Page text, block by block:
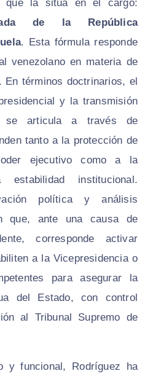
que la sitúa en el cargo:
de la República
. Esta fórmula responde
venezolano en materia de
En términos doctrinarios, el
y la transmisión
se articula a través de
tanto a la protección de
ejecutivo como a la
institucional.
política y análisis
que, ante una causa de
corresponde activar
a la Vicepresidencia o
para asegurar la
del Estado, con control
al Tribunal Supremo de
y funcional, Rodríguez ha